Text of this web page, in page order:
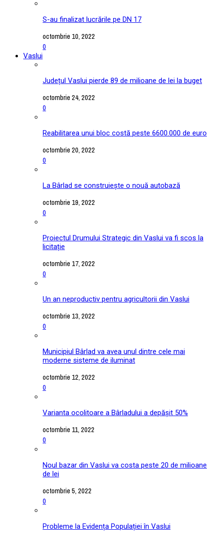
S-au finalizat lucrările pe DN 17
octombrie 10, 2022
0
Vaslui
Județul Vaslui pierde 89 de milioane de lei la buget
octombrie 24, 2022
0
Reabilitarea unui bloc costă peste 6600.000 de euro
octombrie 20, 2022
0
La Bârlad se construiește o nouă autobază
octombrie 19, 2022
0
Proiectul Drumului Strategic din Vaslui va fi scos la
licitație
octombrie 17, 2022
0
Un an neproductiv pentru agricultorii din Vaslui
octombrie 13, 2022
0
Municipiul Bârlad va avea unul dintre cele mai
moderne sisteme de iluminat
octombrie 12, 2022
0
Varianta ocolitoare a Bârladului a depășit 50%
octombrie 11, 2022
0
Noul bazar din Vaslui va costa peste 20 de milioane
de lei
octombrie 5, 2022
0
Probleme la Evidența Populației în Vaslui